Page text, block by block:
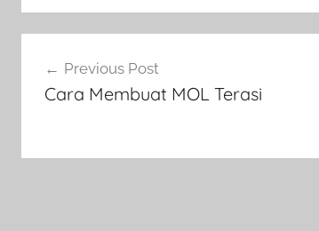
pos Previous Post
Cara Membuat MOL Terasi